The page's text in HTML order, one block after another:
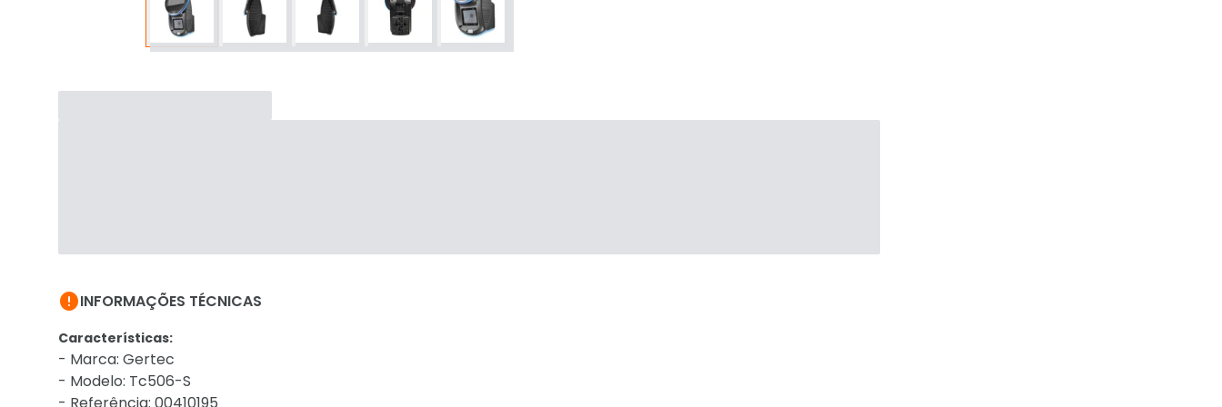
INFORMAÇÕES TÉCNICAS
Características:
- Marca: Gertec
- Modelo: Tc506-S